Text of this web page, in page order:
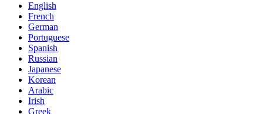
English
French
German
Portuguese
Spanish
Russian
Japanese
Korean
Arabic
Irish
Greek